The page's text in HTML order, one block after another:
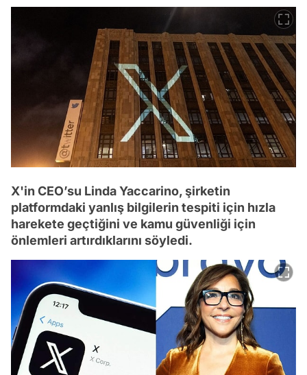
X'in CEO’su Linda Yaccarino, şirketin
platformdaki yanlış bilgilerin tespiti için hızla
harekete geçtiğini ve kamu güvenliği için
önlemleri artırdıklarını söyledi.